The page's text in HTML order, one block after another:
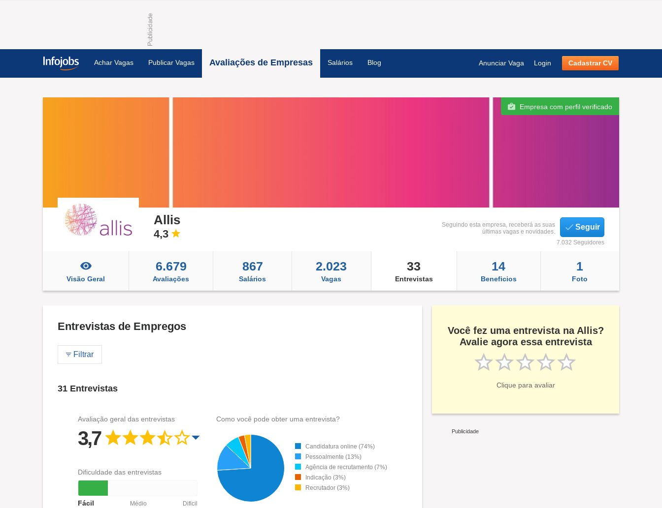
Achar Vagas Publicar Vagas Avaliações de Empresas Salários Blog Anunciar Vaga Login Cadastrar CV
Empresa com perfil verificado
Allis
4,3
Seguindo esta empresa, receberá as suas
últimas vagas e novidades.
Seguir
7.032 Seguidores
Visão Geral
6.679
Avaliações
867
Salários
2.023
Vagas
33
Entrevistas
14
Beneficios
1
Foto
Entrevistas de Empregos
Filtrar
31 Entrevistas
Avaliação geral das entrevistas
3,7
Dificuldade das entrevistas
Fácil Médio Dificil
Como você pode obter uma entrevista?
Candidatura online (74%)
Pessoalmente (13%)
Agência de recrutamento (7%)
Indicação (3%)
Recrutador (3%)
Você fez uma entrevista na Allis?
Avalie agora essa entrevista
Clique para avaliar